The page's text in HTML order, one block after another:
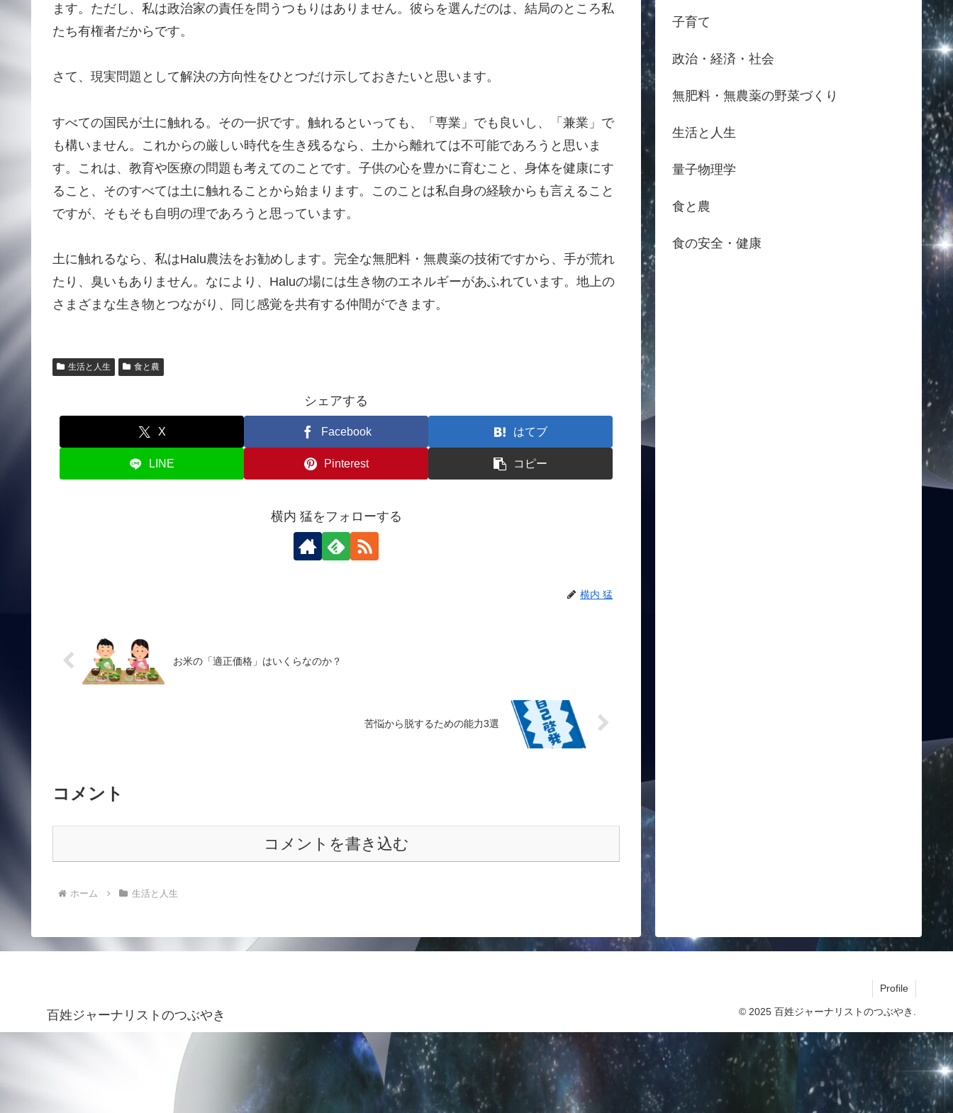
ます。ただし、私は政治家の責任を問うつもりはありません。彼らを選んだのは、結局のところ私
たち有権者だからです。
さて、現実問題として解決の方向性をひとつだけ示しておきたいと思います。
すべての国民が土に触れる。その一択です。触れるといっても、「専業」でも良いし、「兼業」で
も構いません。これからの厳しい時代を生き残るなら、土から離れては不可能であろうと思いま
す。これは、教育や医療の問題も考えてのことです。子供の心を豊かに育むこと、身体を健康にす
ること、そのすべては土に触れることから始まります。このことは私自身の経験からも言えること
ですが、そもそも自明の理であろうと思っています。
土に触れるなら、私はHalu農法をお勧めします。完全な無肥料・無農薬の技術ですから、手が荒れ
たり、臭いもありません。なにより、Haluの場には生き物のエネルギーがあふれています。地上の
さまざまな生き物とつながり、同じ感覚を共有する仲間ができます。
生活と人生 食と農
シェアする
X Facebook はてブ
LINE Pinterest コピー
横内 猛をフォローする
横内 猛
お米の「適正価格」はいくらなのか？
苦悩から脱するための能力3選
コメント
コメントを書き込む
ホーム 生活と人生
子育て
政治・経済・社会
無肥料・無農薬の野菜づくり
生活と人生
量子物理学
食と農
食の安全・健康
百姓ジャーナリストのつぶやき
Profile
© 2025 百姓ジャーナリストのつぶやき.